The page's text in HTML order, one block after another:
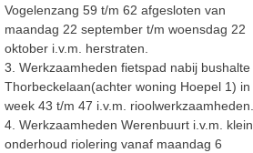
Vogelenzang 59 t/m 62 afgesloten van
maandag 22 september t/m woensdag 22
oktober i .v.m. herstraten.
3. Werkzaamheden fietspad nabij bushalte
Thorbeckelaan(achter woning Hoepel 1) in
week 43 t/m 47 i.v.m. rioolwerkzaamheden.
4. Werkzaamheden Werenbuurt i.v.m. klein
onderhoud riolering vanaf maandag 6